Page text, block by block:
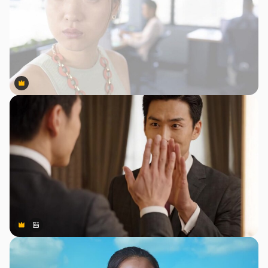
Premium
Premium
Premium
Premium
สร้างขึ้นโดย AI